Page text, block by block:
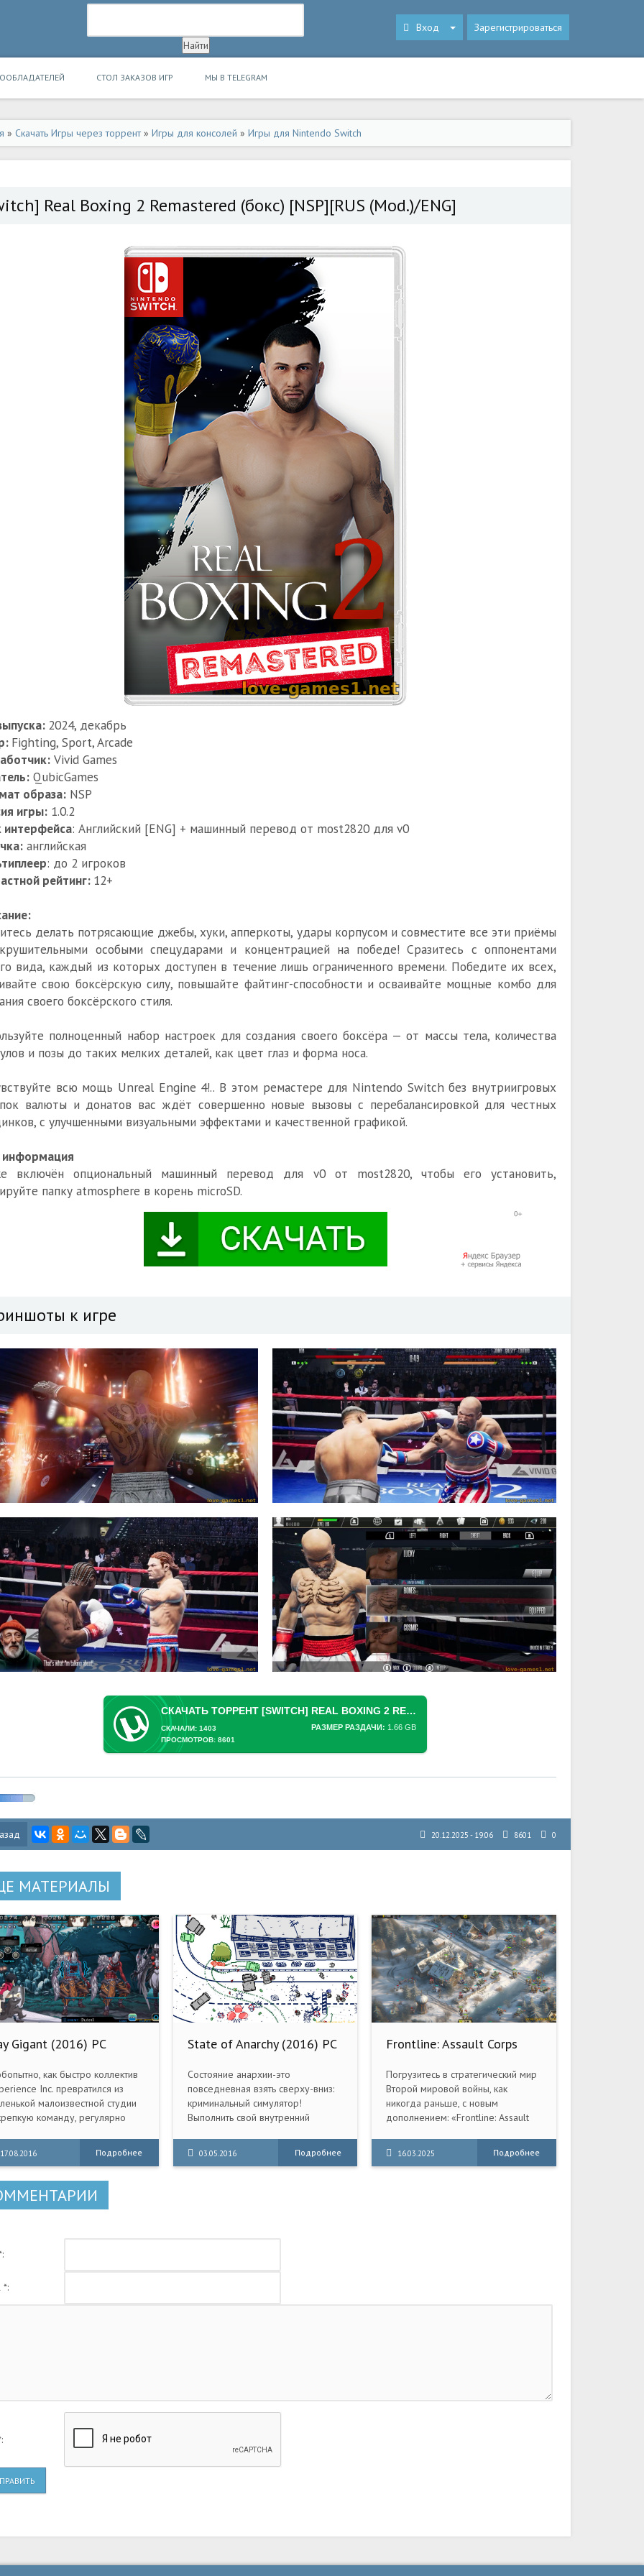
Вход Зарегистрироваться
СТОЛ ЗАКАЗОВ ИГР МЫ В TELEGRAM
» Скачать Игры через торрент» Игры для консолей » Игры для Nintendo Switch
Real Boxing 2 Remastered (бокс) [NSP][RUS (Mod.)/ENG]
2024, декабрь
Fighting, Sport, Arcade
Vivid Games
QubicGames
образа: NSP
игры: 1.0.2
интерфейса: Английский [ENG] + машинный перевод от most2820 для v0
английская
: до 2 игроков
рейтинг: 12+
делать потрясающие джебы, хуки, апперкоты, удары корпусом и совместите все эти приёмы
особыми спецударами и концентрацией на победе! Сразитесь с оппонентами
вида, каждый из которых доступен в течение лишь ограниченного времени. Победите их всех,
свою боксёрскую силу, повышайте файтинг-способности и осваивайте мощные комбо для
своего боксёрского стиля.
полноценный набор настроек для создания своего боксёра — от массы тела, количества
и позы до таких мелких деталей, как цвет глаз и форма носа.
всю мощь Unreal Engine 4!.. В этом ремастере для Nintendo Switch без внутриигровых
валюты и донатов вас ждёт совершенно новые вызовы с перебалансировкой для честных
с улучшенными визуальными эффектами и качественной графикой.
включён опциональный машинный перевод для v0 от most2820, чтобы его установить,
папку atmosphere в корень microSD.
к игре
СКАЧАТЬ ТОРРЕНТ [SWITCH] REAL BOXING 2 REMASTERED (БОКС) [NSP][RUS (MOD.)/ENG]
РАЗМЕР РАЗДАЧИ: 1.66 GB
СКАЧАЛИ: 1403
ПРОСМОТРОВ: 8601
20.12.2025 - 19:06 8601 0
МАТЕРИАЛЫ
Gigant (2016) PC
как быстро коллектив
Inc. превратился из
малоизвестной студии
команду, регулярно
творения которой
издатели. Среди них
Nippon Ichi Software,
Подробнее
State of Anarchy (2016) PC
Состояние анархии-это
повседневная взять сверху-вниз:
криминальный симулятор!
Выполнить свой внутренний
оружием, так и автомобили, в
03.05.2016 Подробнее
Frontline: Assault Corps
(v1.0.20)
Погрузитесь в стратегический мир
Второй мировой войны, как
никогда раньше, с новым
дополнением: «Frontline: Assault
развивающаяся гексагональная
16.03.2025 Подробнее
*: